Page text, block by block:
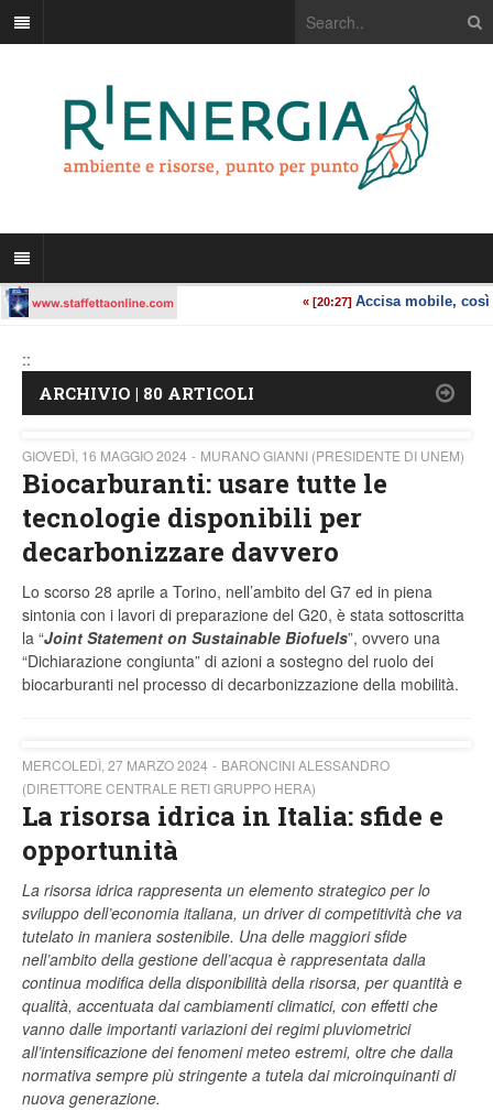
::
ARCHIVIO | 80 ARTICOLI
GIOVEDÌ, 16 MAGGIO 2024 MURANO GIANNI (PRESIDENTE DI UNEM)
Biocarburanti: usare tutte le
tecnologie disponibili per
decarbonizzare davvero
Lo scorso 28 aprile a Torino, nell’ambito del G7 ed in piena
sintonia con i lavori di preparazione del G20, è stata sottoscritta
la “Joint Statement on Sustainable Biofuels”, ovvero una
“Dichiarazione congiunta” di azioni a sostegno del ruolo dei
biocarburanti nel processo di decarbonizzazione della mobilità.
MERCOLEDÌ, 27 MARZO 2024
BARONCINI ALESSANDRO
(DIRETTORE CENTRALE RETI GRUPPO HERA)
La risorsa idrica in Italia: sfide e
opportunità
La risorsa idrica rappresenta un elemento strategico per lo
sviluppo dell’economia italiana, un driver di competitività che va
tutelato in maniera sostenibile. Una delle maggiori sfide
nell’ambito della gestione dell’acqua è rappresentata dalla
continua modifica della disponibilità della risorsa, per quantità e
qualità, accentuata dai cambiamenti climatici, con effetti che
vanno dalle importanti variazioni dei regimi pluviometrici
all’intensificazione dei fenomeni meteo estremi, oltre che dalla
normativa sempre più stringente a tutela dai microinquinanti di
nuova generazione.